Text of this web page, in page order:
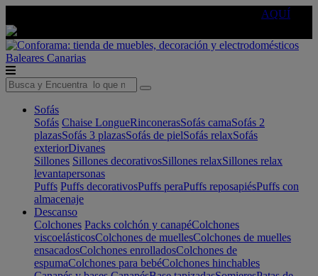
AQUÍ
Baleares Canarias
Sofás
Sofás Chaise LongueRinconerasSofás camaSofás 2
plazasSofás 3 plazasSofás de pielSofás relaxSofás
exteriorDivanes
Sillones Sillones decorativosSillones relaxSillones relax
levantapersonas
Puffs Puffs decorativosPuffs peraPuffs reposapiésPuffs con
almacenaje
Descanso
Colchones Packs colchón y canapéColchones
viscoelásticosColchones de muellesColchones de muelles
ensacadosColchones enrolladosColchones de
espumaColchones para bebéColchones hinchables